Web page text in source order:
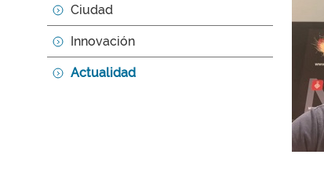
Ciudad
Innovación
Actualidad